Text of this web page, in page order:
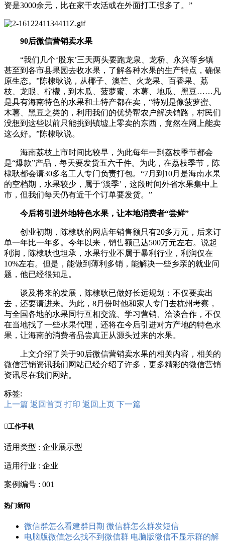
资是3000余元，比在家干农活或在外面打工强多了。”
90后微信营销卖水果
“我们几个‘股东’三天两头要跑龙泉、龙桥、永兴等乡镇
甚至到各市县果园去收水果，了解各种水果的生产特点，确保
原生态。”陈棣耿说，从椰子、澳芒、火龙果、百香果、荔
枝、龙眼、柠檬，到木瓜、菠萝蜜、木薯、地瓜、黑豆……凡
是具有海南特色的水果和土特产都在卖，“特别是像菠萝蜜、
木薯、黑豆之类的，利用我们的优势帮农户解决销路，村民们
没想到这些以前只能挑到镇墟上零卖的东西，竟然在网上能卖
这么好。”陈棣耿说。
海南荔枝上市时间比较早，为此每年一到荔枝季节都会
是“爆款”产品，每天要发货五六千件。为此，在荔枝季节，陈
棣耿都会请30多名工人专门负责打包。“7月到10月是海南水果
的空档期，水果较少，属于‘淡季’，这段时间外省水果集中上
市，但我们每天仍有近千个订单要发货。”
今后将引进外地特色水果，让本地消费者“尝鲜”
创业初期，陈棣耿的网店年销售额只有20多万元，后来订
单一年比一年多。今年以来，销售额已达500万元左右。说起
利润，陈棣耿也坦承，水果行业不属于暴利行业，利润仅在
10%左右。但是，能做到薄利多销，能解决一些乡亲的就业问
题，他已经很知足。
谈及将来的发展，陈棣耿已做好长远规划：不仅要卖出
去，还要请进来。为此，8月份时他和家人专门去杭州考察，
与全国各地的水果同行互相交流、学习营销、洽谈合作，不仅
在当地找了一些水果代理，还将在今后引进对方产地的特色水
果，让海南的消费者品尝真正从源头过来的水果。
上文介绍了关于90后微信营销卖水果的相关内容，相关的
微信营销资讯我们网站已经介绍了许多，更多精彩的微信营销
资讯尽在我们网站。
标签:
上一篇 返回首页 打印 返回上页 下一篇
工作手机
适用类型 : 企业展示型
适用行业 : 企业
案例编号 : 001
热门新闻
微信群怎么看建群日期 微信群怎么群发短信
电脑版微信怎么找不到微信群 电脑版微信不显示群的解